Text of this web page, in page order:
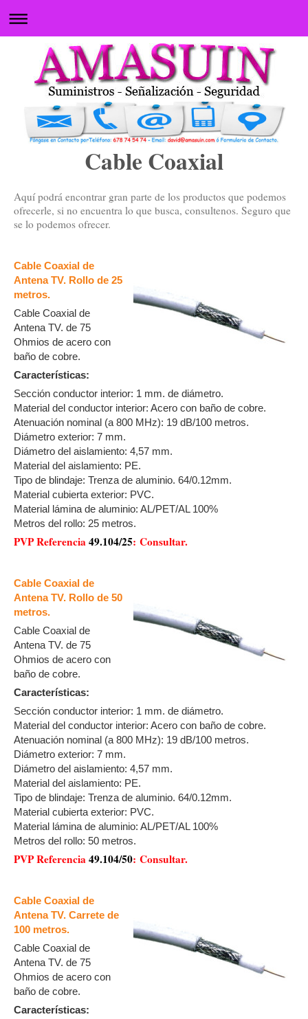
Cable Coaxial
Aquí podrá encontrar gran parte de los productos que podemos
ofrecerle, si no encuentra lo que busca, consultenos. Seguro que
se lo podemos ofrecer.
Cable Coaxial de
Antena TV. Rollo de 25
metros.
Cable Coaxial de
Antena TV. de 75
Ohmios de acero con
baño de cobre.
Características:
Sección conductor interior: 1 mm. de diámetro.
Material del conductor interior: Acero con baño de cobre.
Atenuación nominal (a 800 MHz): 19 dB/100 metros.
Diámetro exterior: 7 mm.
Diámetro del aislamiento: 4,57 mm.
Material del aislamiento: PE.
Tipo de blindaje: Trenza de aluminio. 64/0.12mm.
Material cubierta exterior: PVC.
Material lámina de aluminio: AL/PET/AL 100%
Metros del rollo: 25 metros.
PVP Referencia49.104/25: Consultar.
Cable Coaxial de
Antena TV. Rollo de 50
metros.
Cable Coaxial de
Antena TV. de 75
Ohmios de acero con
baño de cobre.
Características:
Sección conductor interior: 1 mm. de diámetro.
Material del conductor interior: Acero con baño de cobre.
Atenuación nominal (a 800 MHz): 19 dB/100 metros.
Diámetro exterior: 7 mm.
Diámetro del aislamiento: 4,57 mm.
Material del aislamiento: PE.
Tipo de blindaje: Trenza de aluminio. 64/0.12mm.
Material cubierta exterior: PVC.
Material lámina de aluminio: AL/PET/AL 100%
Metros del rollo: 50 metros.
PVP Referencia49.104/50: Consultar.
Cable Coaxial de
Antena TV. Carrete de
100 metros.
Cable Coaxial de
Antena TV. de 75
Ohmios de acero con
baño de cobre.
Características: